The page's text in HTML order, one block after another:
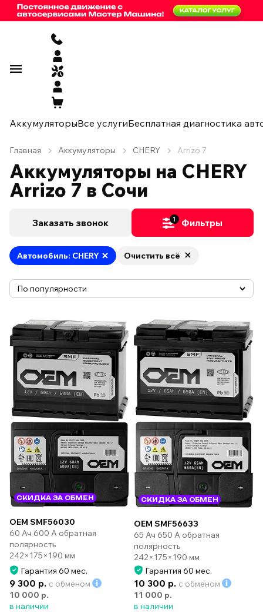
АккумуляторыВсе услугиБесплатная диагностика
Главная Аккумуляторы CHERY Arrizo 7
Аккумуляторы на CHERY
Arrizo 7 в Сочи
Заказать звонок 1 Фильтры
Автомобиль: CHERY Очистить всё
СКИДКА ЗА ОБМЕН
OEM SMF56030
60 Ач 600 А обратная
полярность
242×175×190 мм
Гарантия 60 мес.
9 300 р. с обменом
10 000 р.
в наличии
СКИДКА ЗА ОБМЕН
OEM SMF56633
65 Ач 650 А обратная
полярность
242×175×190 мм
Гарантия 60 мес.
10 300 р. с обменом
11 000 р.
в наличии